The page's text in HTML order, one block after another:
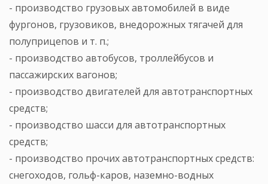
- производство грузовых автомобилей в виде
фургонов, грузовиков, внедорожных тягачей для
полуприцепов и т. п.;
- производство автобусов, троллейбусов и
пассажирских вагонов;
- производство двигателей для автотранспортных
средств;
- производство шасси для автотранспортных
средств;
- производство прочих автотранспортных средств:
снегоходов, гольф-каров, наземно-водных